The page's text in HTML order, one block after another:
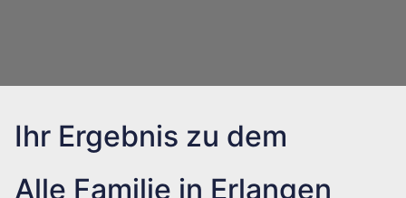
Ihr Ergebnis zu dem
Alle Familie in Erlangen